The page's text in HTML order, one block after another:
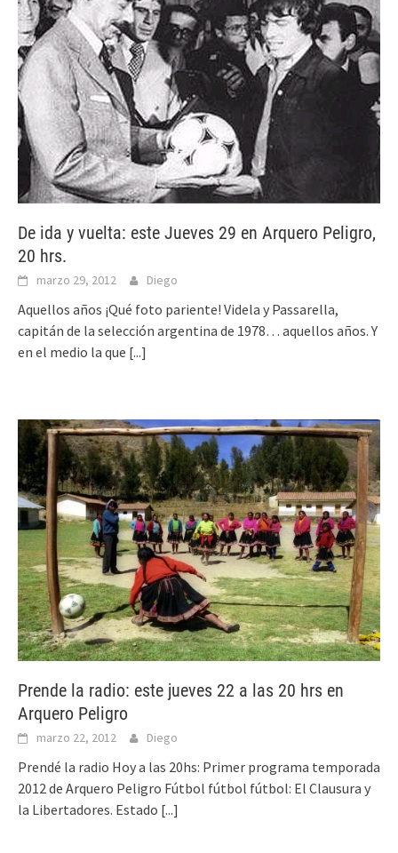
De ida y vuelta: este Jueves 29 en Arquero Peligro,
20 hrs.
marzo 29, 2012 Diego
Aquellos años ¡Qué foto pariente! Videla y Passarella,
capitán de la selección argentina de 1978… aquellos años. Y
en el medio la que [...]
Prende la radio: este jueves 22 a las 20 hrs en
Arquero Peligro
marzo 22, 2012 Diego
Prendé la radio Hoy a las 20hs: Primer programa temporada
2012 de Arquero Peligro Fútbol fútbol fútbol: El Clausura y
la Libertadores. Estado [...]